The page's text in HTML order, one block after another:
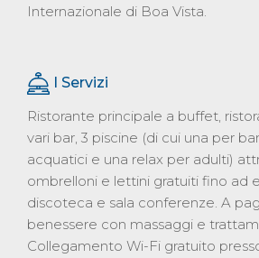
Internazionale di Boa Vista.
I Servizi
Ristorante principale a buffet,
vari bar, 3 piscine (di cui una per
acquatici e una relax per adulti)
ombrelloni e lettini gratuiti fino ad
discoteca e sala conferenze. A
benessere con massaggi e
Collegamento Wi-Fi gratuito